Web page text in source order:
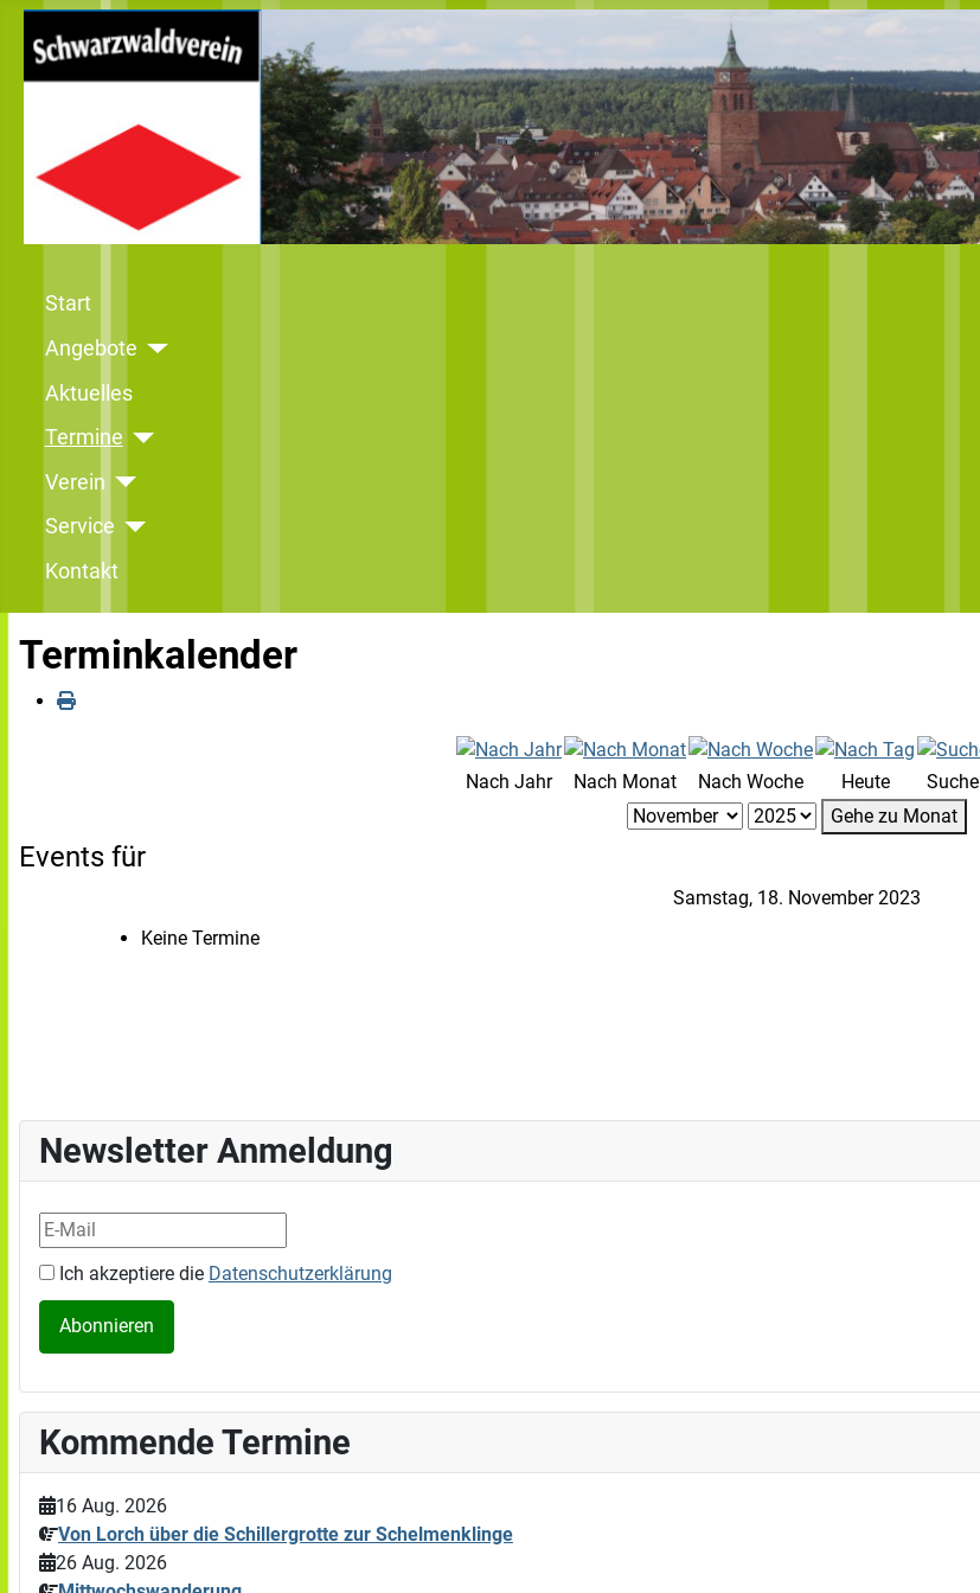
Start
Angebote
Aktuelles
Termine
Verein
Service
Kontakt
Terminkalender
Nach Jahr Nach Monat Nach Woche Heute Suche
Gehe zu Monat
Events für
Samstag, 18. November 2023
Keine Termine
Newsletter Anmeldung
Ich akzeptiere die Datenschutzerklärung
Kommende Termine
16 Aug. 2026
Von Lorch über die Schillergrotte zur Schelmenklinge
26 Aug. 2026